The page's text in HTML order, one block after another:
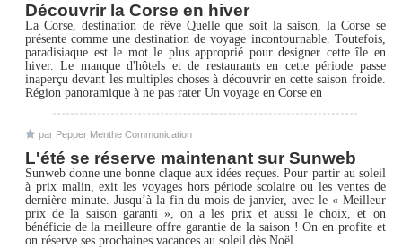
Découvrir la Corse en hiver
La Corse, destination de rêve Quelle que soit la saison, la Corse se
présente comme une destination de voyage incontournable. Toutefois,
paradisiaque est le mot le plus approprié pour designer cette île en
hiver. Le manque d'hôtels et de restaurants en cette période passe
inaperçu devant les multiples choses à découvrir en cette saison froide.
Région panoramique à ne pas rater Un voyage en Corse en
par Pepper Menthe Communication
L'été se réserve maintenant sur Sunweb
Sunweb donne une bonne claque aux idées reçues. Pour partir au soleil
à prix malin, exit les voyages hors période scolaire ou les ventes de
dernière minute. Jusqu’à la fin du mois de janvier, avec le « Meilleur
prix de la saison garanti », on a les prix et aussi le choix, et on
bénéficie de la meilleure offre garantie de la saison ! On en profite et
on réserve ses prochaines vacances au soleil dès Noël